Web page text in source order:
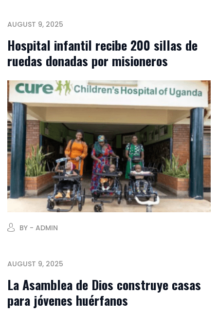
AUGUST 9, 2025
Hospital infantil recibe 200 sillas de
ruedas donadas por misioneros
BY - ADMIN
AUGUST 9, 2025
La Asamblea de Dios construye casas
para jóvenes huérfanos